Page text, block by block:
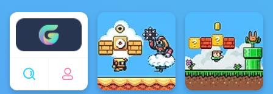
Enjoy4fun